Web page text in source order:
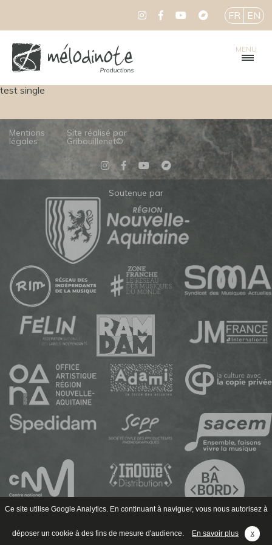
Ce site utilise Google Analytics. En continuant à naviguer, vous nous autorisez à
déposer un cookie à des fins de mesure d'audience. En savoir plus x
MENU
FR EN
test single
Mentions
légales
Site réalisé par
Gribouillenet©
Soutenue par